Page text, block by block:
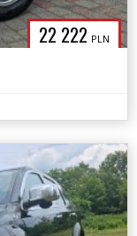
22 222 PLN